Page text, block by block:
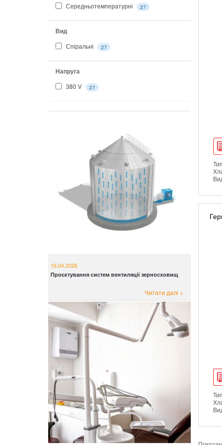
Середньотемпературні 27
Вид
Спіральні 27
Напруга
380 V 27
16.04.2026
Проєктування систем вентиляції зерносховищ
Читати далі >